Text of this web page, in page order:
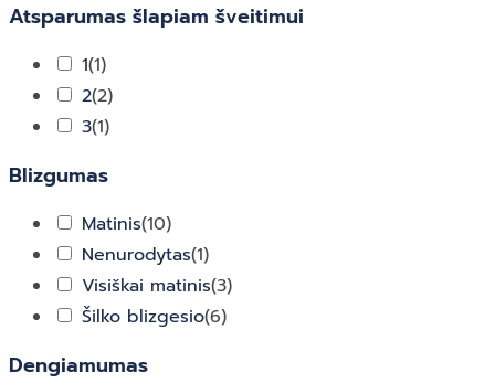
Atsparumas šlapiam šveitimui
1(1)
2(2)
3(1)
Blizgumas
Matinis(10)
Nenurodytas(1)
Visiškai matinis(3)
Šilko blizgesio(6)
Dengiamumas